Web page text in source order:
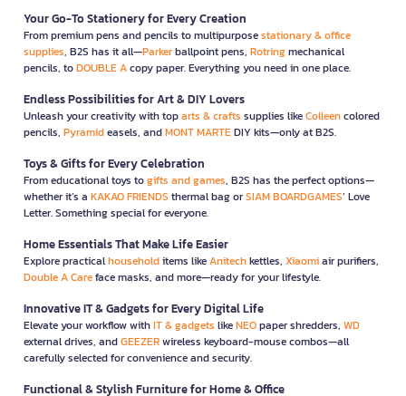
Your Go-To Stationery for Every Creation
From premium pens and pencils to multipurposestationary & office
supplies, B2S has it all—Parkerballpoint pens, Rotringmechanical
pencils, toDOUBLE Acopy paper. Everything you need in one place.
Endless Possibilities for Art & DIY Lovers
Unleash your creativity with toparts & crafts supplies likeColleencolored
pencils, Pyramideasels, andMONT MARTEDIY kits—only at B2S.
Toys & Gifts for Every Celebration
From educational toys togifts and games, B2S has the perfect options—
whether it’s a KAKAO FRIENDS thermal bag orSIAM BOARDGAMES’ Love
Letter. Something special for everyone.
Home Essentials That Make Life Easier
Explore practicalhouseholditems likeAnitechkettles, Xiaomiair purifiers,
Double A Careface masks, and more—ready for your lifestyle.
Innovative IT & Gadgets for Every Digital Life
Elevate your workflow withIT & gadgets likeNEOpaper shredders, WD
external drives, andGEEZERwireless keyboard-mouse combos—all
carefully selected for convenience and security.
Functional & Stylish Furniture for Home & Office